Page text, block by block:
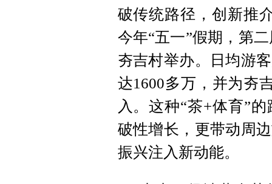
破传统路径，创新推
今年“五一”假期，第
夯吉村举办。日均游
达1600多万，并为夯
入。这种“茶+体育”
破性增长，更带动周
振兴注入新动能。